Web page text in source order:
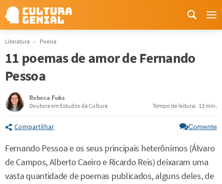
Literatura Poesia
11 poemas de amor de Fernando
Pessoa
Rebeca Fuks
Doutora em Estudos da Cultura Tempo de leitura: 13 min.
Compartilhar Comente
Fernando Pessoa e os seus principais heterônimos (Álvaro
de Campos, Alberto Caeiro e Ricardo Reis) deixaram uma
vasta quantidade de poemas publicados, alguns deles, de